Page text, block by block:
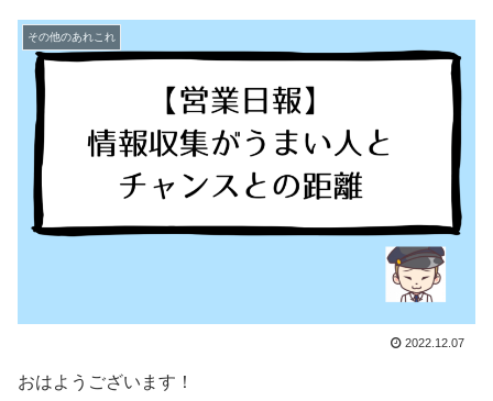
その他のあれこれ
2022.12.07
おはようございます！